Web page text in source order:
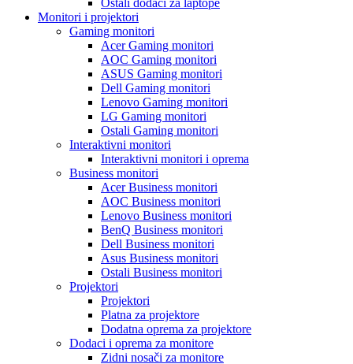
Ostali dodaci za laptope
Monitori i projektori
Gaming monitori
Acer Gaming monitori
AOC Gaming monitori
ASUS Gaming monitori
Dell Gaming monitori
Lenovo Gaming monitori
LG Gaming monitori
Ostali Gaming monitori
Interaktivni monitori
Interaktivni monitori i oprema
Business monitori
Acer Business monitori
AOC Business monitori
Lenovo Business monitori
BenQ Business monitori
Dell Business monitori
Asus Business monitori
Ostali Business monitori
Projektori
Projektori
Platna za projektore
Dodatna oprema za projektore
Dodaci i oprema za monitore
Zidni nosači za monitore